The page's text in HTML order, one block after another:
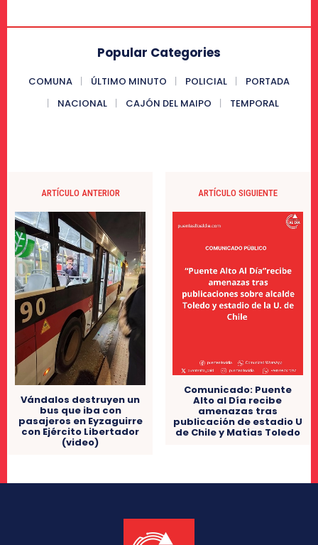
Popular Categories
COMUNA ÚLTIMO MINUTO POLICIAL
PORTADA
NACIONAL
CAJÓN DEL MAIPO TEMPORAL
ARTÍCULO ANTERIOR
Vándalos destruyen un
bus que iba con
pasajeros en Eyzaguirre
con Ejército Libertador
(video)
ARTÍCULO SIGUIENTE
Comunicado: Puente
Alto al Día recibe
amenazas tras
publicación de estadio U
de Chile y Matias Toledo